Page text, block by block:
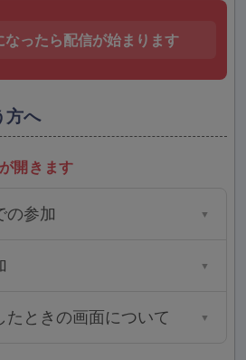
なったら配信が始まります
方へ
開きます
の参加 ▼
▼
たときの画面について ▼